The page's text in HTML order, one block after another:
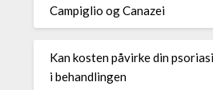
Campiglio og Canazei
Kan kosten påvirke din
i behandlingen